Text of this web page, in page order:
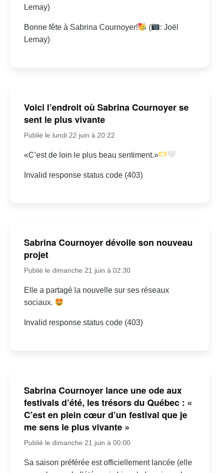
Lemay)
Bonne fête à Sabrina Cournoyer! (
: Joël
Lemay)
Voici l’endroit où Sabrina Cournoyer se
sent le plus vivante
Publié le lundi 22 juin à 20:22
«C’est de loin le plus beau sentiment.»
Invalid response status code (403)
Sabrina Cournoyer dévoile son nouveau
projet
Publié le dimanche 21 juin à 02:30
Elle a partagé la nouvelle sur ses réseaux
sociaux.
Invalid response status code (403)
Sabrina Cournoyer lance une ode aux
festivals d’été, les trésors du Québec : «
C’est en plein cœur d’un festival que je
me sens le plus vivante »
Publié le dimanche 21 juin à 00:00
Sa saison préférée est officiellement lancée (elle